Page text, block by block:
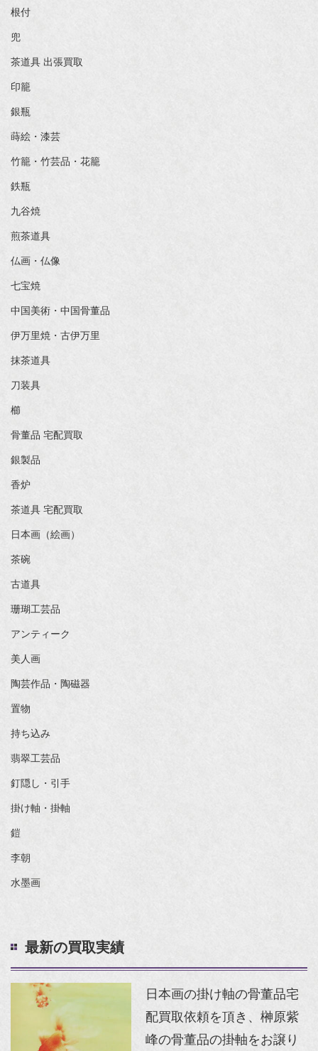
根付
兜
茶道具 出張買取
印籠
銀瓶
蒔絵・漆芸
竹籠・竹芸品・花籠
鉄瓶
九谷焼
煎茶道具
仏画・仏像
七宝焼
中国美術・中国骨董品
伊万里焼・古伊万里
抹茶道具
刀装具
櫛
骨董品 宅配買取
銀製品
香炉
茶道具 宅配買取
日本画（絵画）
茶碗
古道具
珊瑚工芸品
アンティーク
美人画
陶芸作品・陶磁器
置物
持ち込み
翡翠工芸品
釘隠し・引手
掛け軸・掛軸
鎧
李朝
水墨画
最新の買取実績
日本画の掛け軸の骨董品宅
配買取依頼を頂き、榊原紫
峰の骨董品の掛軸をお譲り